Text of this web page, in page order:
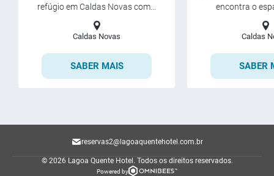
refúgio em Caldas Novas com...
Caldas Novas
SABER MAIS
encontra o
Caldas
SABER
reservas2@lagoaquentehotel.com.br
© 2026 Lagoa Quente Hotel. Todos os direitos reservados.
Powered by